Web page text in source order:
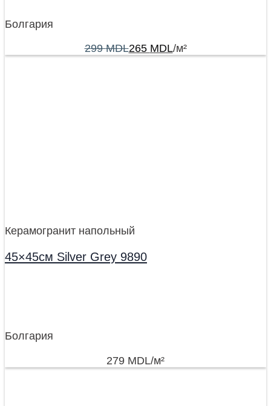
Болгария
299MDL265 MDL/м²
Керамогранит напольный
45×45см Silver Grey 9890
Болгария
279 MDL/м²